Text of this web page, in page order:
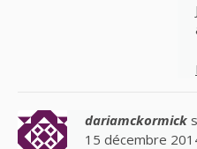
dariamckormick
15 décembre